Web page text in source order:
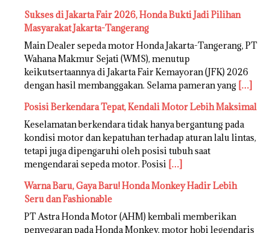
Sukses di Jakarta Fair 2026, Honda Bukti Jadi Pilihan
Masyarakat Jakarta-Tangerang
Main Dealer sepeda motor Honda Jakarta-Tangerang, PT
Wahana Makmur Sejati (WMS), menutup
keikutsertaannya di Jakarta Fair Kemayoran (JFK) 2026
dengan hasil membanggakan. Selama pameran yang […]
Posisi Berkendara Tepat, Kendali Motor Lebih Maksimal
Keselamatan berkendara tidak hanya bergantung pada
kondisi motor dan kepatuhan terhadap aturan lalu lintas,
tetapi juga dipengaruhi oleh posisi tubuh saat
mengendarai sepeda motor. Posisi […]
Warna Baru, Gaya Baru! Honda Monkey Hadir Lebih
Seru dan Fashionable
PT Astra Honda Motor (AHM) kembali memberikan
penyegaran pada Honda Monkey, motor hobi legendaris